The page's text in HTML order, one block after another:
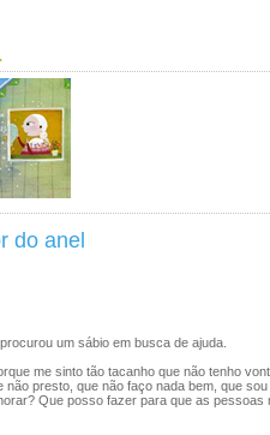
do anel
um sábio em busca de ajuda.
me sinto tão tacanho que não tenho
não presto, que não faço nada bem, que sou
Que posso fazer para que as pessoas